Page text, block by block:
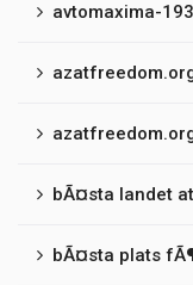
avtomaxima-
bÃ¤sta landet
bÃ¤sta plats